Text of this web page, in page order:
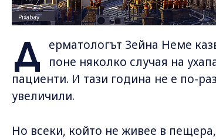
Pixabay
Д
ерматологът Зейна Неме
поне няколко случая на
пациенти. И тази година не е по-
увеличили.
Но всеки, който не живее в